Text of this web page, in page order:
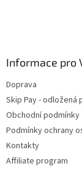
Informace pro
Doprava
Skip Pay - odložená
Obchodní podmínky
Podmínky ochrany
Kontakty
Affiliate program